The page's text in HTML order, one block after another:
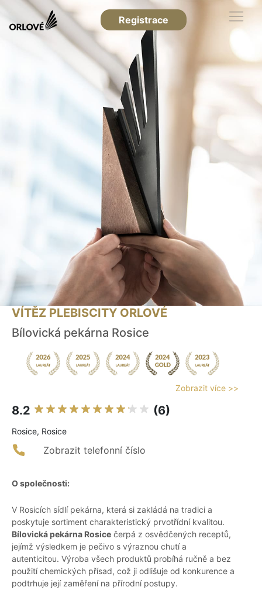
Registrace
VÍTĚZ PLEBISCITY ORLOVÉ
Bílovická pekárna Rosice
Zobrazit více >>
8.2 (6)
Rosice, Rosice
Zobrazit telefonní číslo
O společnosti:
V Rosicích sídlí pekárna, která si zakládá na tradici a
poskytuje sortiment charakteristický prvotřídní kvalitou.
Bílovická pekárna Rosice čerpá z osvědčených receptů,
jejímž výsledkem je pečivo s výraznou chutí a
autenticitou. Výroba všech produktů probíhá ručně a bez
použití chemických přísad, což ji odlišuje od konkurence a
podtrhuje její zaměření na přírodní postupy.